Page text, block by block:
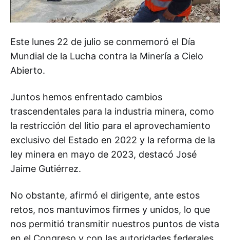
Este lunes 22 de julio se conmemoró el Día
Mundial de la Lucha contra la Minería a Cielo
Abierto.
Juntos hemos enfrentado cambios
trascendentales para la industria minera, como
la restricción del litio para el aprovechamiento
exclusivo del Estado en 2022 y la reforma de la
ley minera en mayo de 2023, destacó José
Jaime Gutiérrez.
No obstante, afirmó el dirigente, ante estos
retos, nos mantuvimos firmes y unidos, lo que
nos permitió transmitir nuestros puntos de vista